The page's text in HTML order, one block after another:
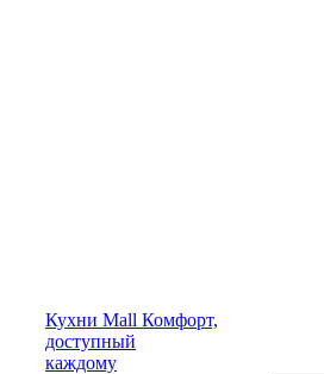
Кухни Mall Комфорт,
доступный
каждому